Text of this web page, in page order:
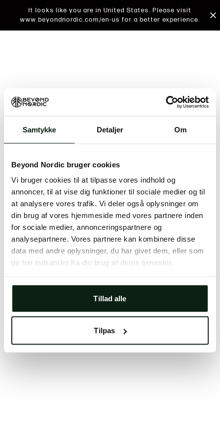
Samtykke Detaljer Om
Beyond Nordic bruger cookies
Vi bruger cookies til at tilpasse vores indhold og
annoncer, til at vise dig funktioner til sociale medier og til
at analysere vores trafik. Vi deler også oplysninger om
din brug af vores hjemmeside med vores partnere inden
for sociale medier, annonceringspartnere og
analysepartnere. Vores partnere kan kombinere disse
data med andre oplysninger, du har givet dem, eller som
de har indsamlet fra din brug af deres tjenester.
Tillad alle
Tilpas
It looks like you are in United States. Please visit
www.beyondnordic.com/en-us for a better experience.
An unknown error has occurred. An error report has
issue will be investigated.
Click the button below to refresh the website. If the
issue persists, either try waiting a moment or
reopening your browser.
Clearing your browser cache may also help in some
cases.
We apologize for the inconvenience.